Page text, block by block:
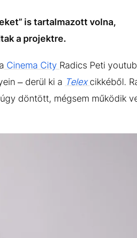
is tartalmazott volna,
a projektre.
Cinema City Radics Peti
– derül ki a Telex cikkéből.
döntött, mégsem működik